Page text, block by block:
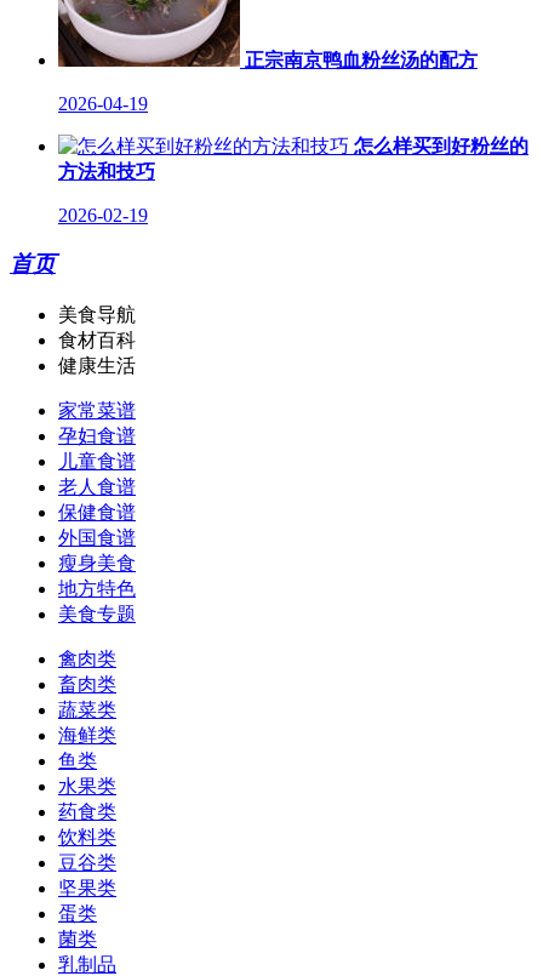
正宗南京鸭血粉丝汤的配方
2026-04-19
怎么样买到好粉丝的
方法和技巧
2026-02-19
首页
美食导航
食材百科
健康生活
家常菜谱
孕妇食谱
儿童食谱
老人食谱
保健食谱
外国食谱
瘦身美食
地方特色
美食专题
禽肉类
畜肉类
蔬菜类
海鲜类
鱼类
水果类
药食类
饮料类
豆谷类
坚果类
蛋类
菌类
乳制品